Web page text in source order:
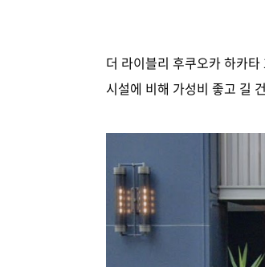
더 라이블리 후쿠오카 하카
시설에 비해 가성비 좋고 길